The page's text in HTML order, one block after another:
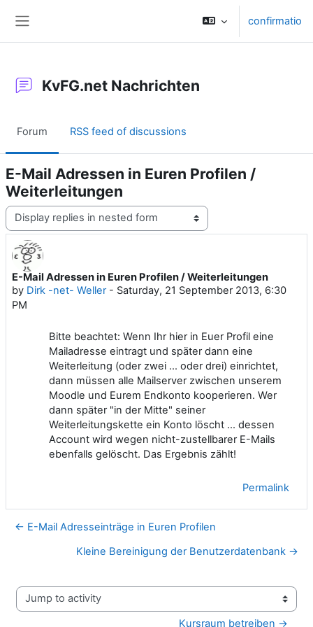
confirmatio
KvFG.net Nachrichten
Forum RSS feed of discussions
E-Mail Adressen in Euren Profilen /
Weiterleitungen
Display mode
E-Mail Adressen in Euren Profilen / Weiterleitungen
by Dirk -net- Weller- Saturday, 21 September 2013, 6:30
PM
Number of replies: 0
Bitte beachtet: Wenn Ihr hier in Euer Profil eine
Mailadresse eintragt und später dann eine
Weiterleitung (oder zwei ... oder drei) einrichtet,
dann müssen alle Mailserver zwischen unserem
Moodle und Eurem Endkonto kooperieren. Wer
dann später "in der Mitte" seiner
Weiterleitungskette ein Konto löscht ... dessen
Account wird wegen nicht-zustellbarer E-Mails
ebenfalls gelöscht. Das Ergebnis zählt!
Permalink
← E-Mail Adresseinträge in Euren Profilen
Kleine Bereinigung der Benutzerdatenbank →
Jump to activity
Kursraum betreiben →